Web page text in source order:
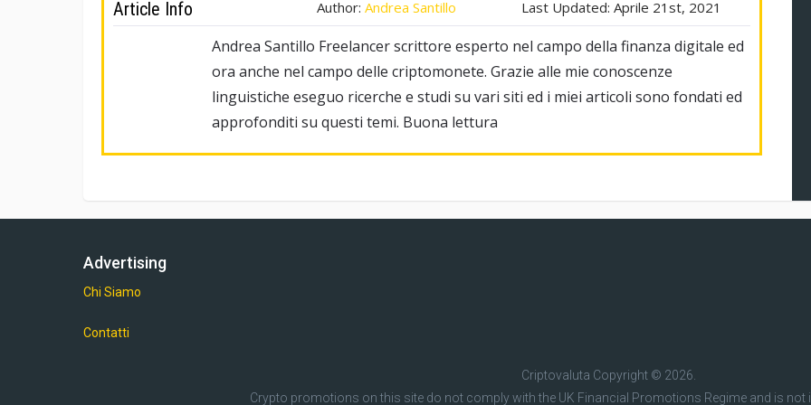
Article Info Author:Andrea Santillo Last Updated: Aprile 21st, 2021
Andrea Santillo Freelancer scrittore esperto nel campo della finanza digitale ed
ora anche nel campo delle criptomonete. Grazie alle mie conoscenze
linguistiche eseguo ricerche e studi su vari siti ed i miei articoli sono fondati ed
approfonditi su questi temi. Buona lettura
Advertising
Chi Siamo
Contatti
Criptovaluta Copyright © 2026.
Crypto promotions on this site do not comply with the UK Financial Promotions Regime and is not